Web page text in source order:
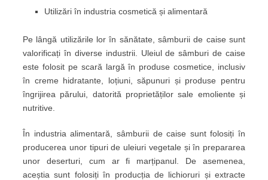
Utilizări în industria cosmetică și alimentară
Pe lângă utilizările lor în sănătate, sâmburii de caise sunt
valorificați în diverse industrii. Uleiul de sâmburi de caise
este folosit pe scară largă în produse cosmetice, inclusiv
în creme hidratante, loțiuni, săpunuri și produse pentru
îngrijirea părului, datorită proprietăților sale emoliente și
nutritive.
În industria alimentară, sâmburii de caise sunt folosiți în
producerea unor tipuri de uleiuri vegetale și în prepararea
unor deserturi, cum ar fi marțipanul. De asemenea,
aceștia sunt folosiți în producția de lichioruri și extracte